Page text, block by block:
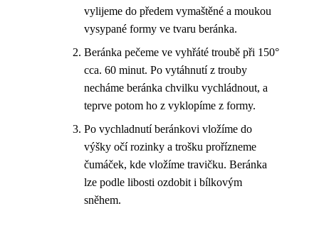
vylijeme do předem vymaštěné a moukou
vysypané formy ve tvaru beránka.
Beránka pečeme ve vyhřáté troubě při 150°
cca. 60 minut. Po vytáhnutí z trouby
necháme beránka chvilku vychládnout, a
teprve potom ho z vyklopíme z formy.
Po vychladnutí beránkovi vložíme do
výšky očí rozinky a trošku prořízneme
čumáček, kde vložíme travičku. Beránka
lze podle libosti ozdobit i bílkovým
sněhem.